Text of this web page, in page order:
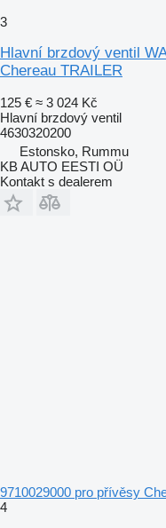
3
Hlavní brzdový ventil
Chereau TRAILER
125 € ≈ 3 024 Kč
Hlavní brzdový ventil
4630320200
Estonsko, Rummu
KB AUTO EESTI OÜ
Kontakt s dealerem
9710029000 pro přívěsy
4